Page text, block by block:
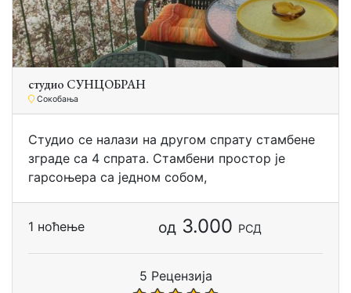
студио СУНЦОБРАН
Сокобања
Студио се налази на другом спрату стамбене
зграде са 4 спрата. Стамбени простор је
гарсоњера са једном собом,
1 ноћење од 3.000 РСД
5 Рецензија